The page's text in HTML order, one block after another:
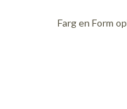
Farg en Form